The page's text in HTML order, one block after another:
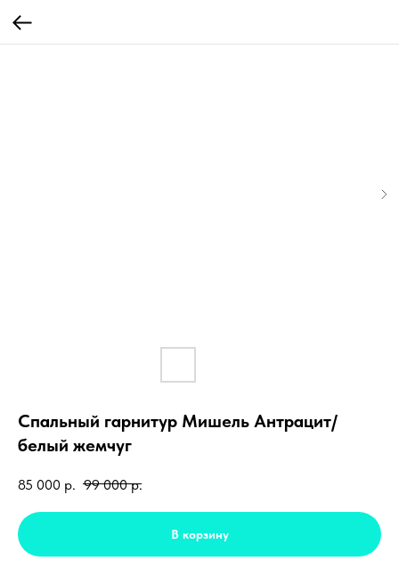
Спальный гарнитур Мишель Антрацит/
белый жемчуг
85 000 р. 99 000 р.
В корзину